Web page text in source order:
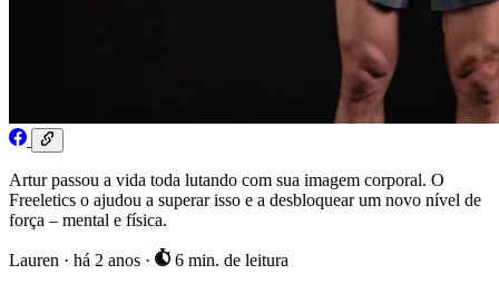
Artur passou a vida toda lutando com sua imagem corporal. O
Freeletics o ajudou a superar isso e a desbloquear um novo nível de
força – mental e física.
Lauren · há 2 anos · 6 min. de leitura